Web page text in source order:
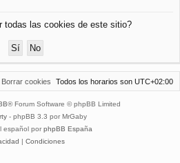
todas las cookies de este sitio?
Todos los horarios son UTC+02:00
Borrar cookies
® Forum Software © phpBB Limited
- phpBB 3.3 por MrGaby
español por phpBB España
| Condiciones